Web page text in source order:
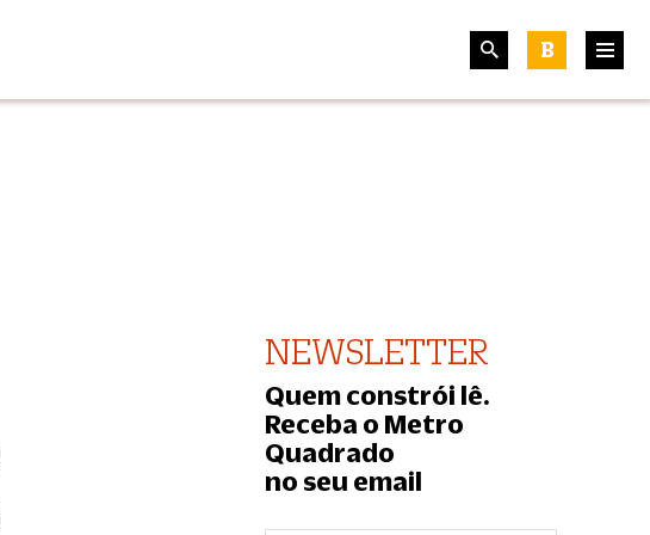
B
NEWSLETTER
Quem constrói lê.
Receba o Metro
Quadrado
no seu email